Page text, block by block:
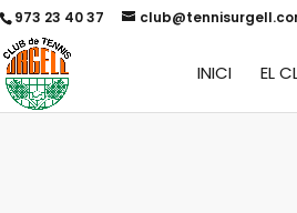
973 23 40 37
INICI EL